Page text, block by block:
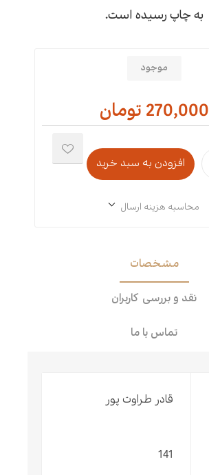
به چاپ رسیده است.
موجود
270,000 تومان
محاسبه هزینه ارسال
مشخصات
نقد و بررسی کاربران
تماس با ما
قادر طراوت پور
141